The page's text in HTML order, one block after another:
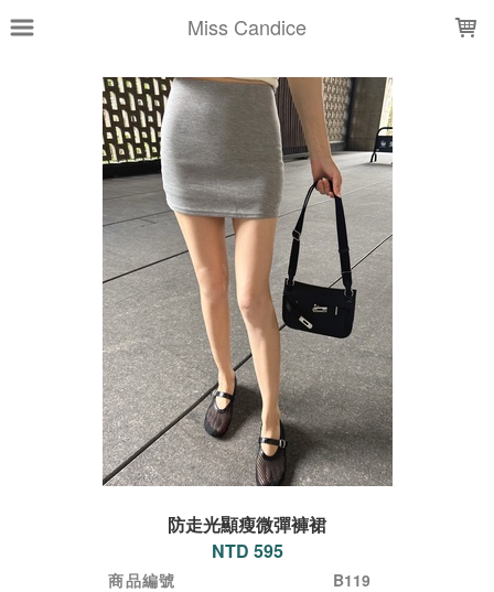
Miss Candice
防走光顯瘦微彈褲裙
NTD 595
商品編號
B119